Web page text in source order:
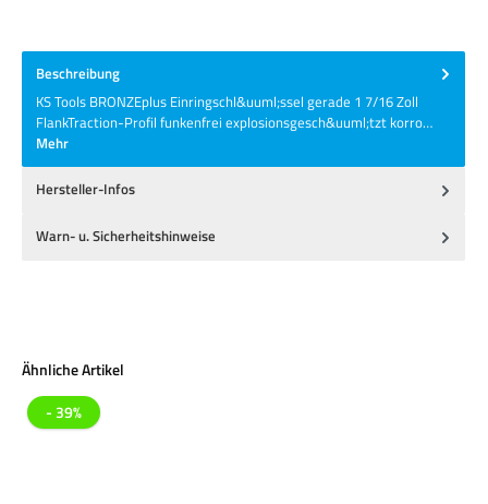
Beschreibung
KS Tools BRONZEplus Einringschl&uuml;ssel gerade 1 7/16 Zoll
FlankTraction-Profil funkenfrei explosionsgesch&uuml;tzt korro…
Mehr
Hersteller-Infos
Warn- u. Sicherheitshinweise
Produktgalerie überspringen
Ähnliche Artikel
- 39%